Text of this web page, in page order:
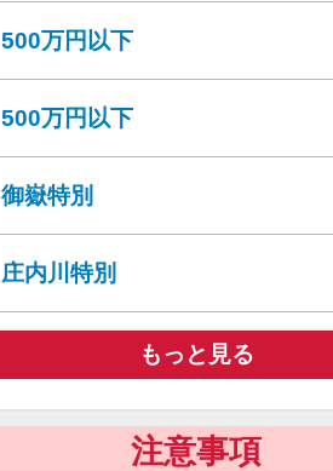
500万円以下
500万円以下
御嶽特別
庄内川特別
もっと見る
注意事項